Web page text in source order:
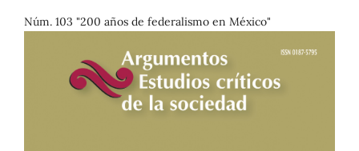
Núm. 103 "200 años de federalismo en México"